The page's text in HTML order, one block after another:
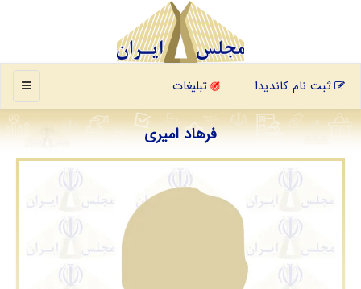
منو ثبت نام کاندیدا تبلیغات
فرهاد امیری